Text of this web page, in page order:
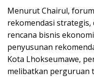
Menurut Chairul,
rekomendasi
rencana bisnis
penyusunan
Kota Lhokseumawe,
melibatkan perguruan